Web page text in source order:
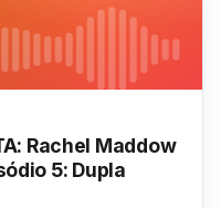
Rachel Maddow
5: Dupla